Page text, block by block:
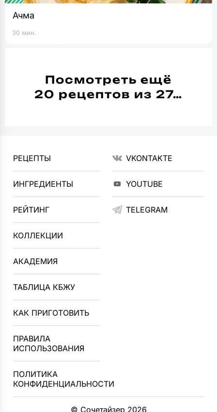
Ачма
30 мин.
Посмотреть ещё
20 рецептов из 27…
РЕЦЕПТЫ
ИНГРЕДИЕНТЫ
РЕЙТИНГ
КОЛЛЕКЦИИ
АКАДЕМИЯ
ТАБЛИЦА КБЖУ
КАК ПРИГОТОВИТЬ
ПРАВИЛА
ИСПОЛЬЗОВАНИЯ
ПОЛИТИКА
КОНФИДЕНЦИАЛЬНОСТИ
VKONTAKTE
YOUTUBE
TELEGRAM
© Сочетайзер 2026